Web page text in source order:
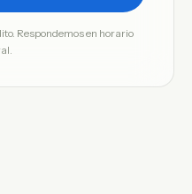
Respondemos en horario